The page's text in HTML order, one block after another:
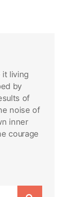
it living
by
of
noise of
inner
courage